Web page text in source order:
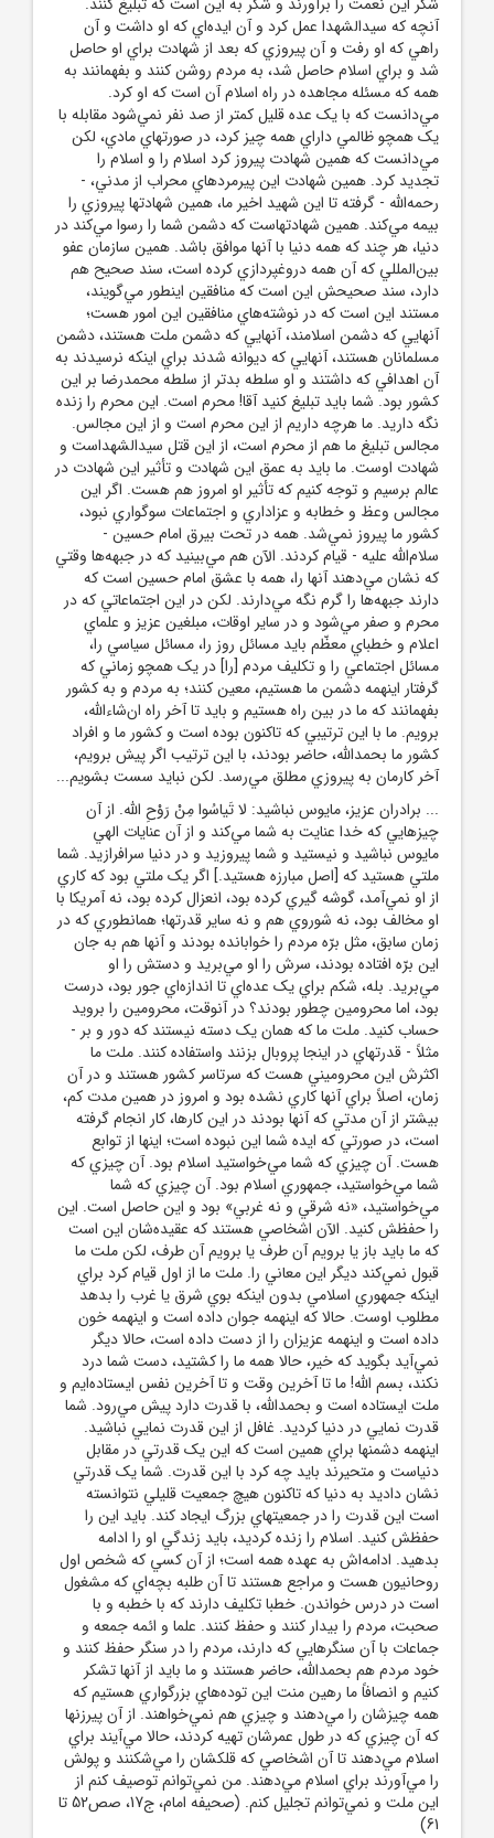
آنچه که سيدالشهدا عمل کرد و آن ايده‌اي که او داشت و آن
راهي که او رفت و آن پيروزي که بعد از شهادت براي او حاصل
شد و براي اسلام حاصل شد، به مردم روشن کنند و بفهمانند به
همه که مسئله مجاهده در راه اسلام آن است که او کرد.
مي‌دانست که با يک عده قليل کمتر از صد نفر نمي‌شود مقابله با
يک همچو ظالمي داراي همه چيز کرد، در صورتهاي مادي، لکن
مي‌دانست که همين شهادت پيروز کرد اسلام را و اسلام را
تجديد کرد. همين شهادت اين پيرمردهاي محراب از مدني، -
رحمه‌الله - گرفته تا اين شهيد اخير ما، همين شهادتها پيروزي را
بيمه مي‌کند. همين شهادتهاست که دشمن شما را رسوا مي‌کند در
دنيا، هر چند که همه دنيا با آنها موافق باشد. همين سازمان عفو
بين‌المللي که آن همه دروغپردازي کرده است، سند صحيح هم
دارد، سند صحيحش اين است که منافقين اينطور مي‌گويند،
مستند اين است که در نوشته‌هاي منافقين اين امور هست؛
آنهايي که دشمن اسلامند، آنهايي که دشمن ملت هستند، دشمن
مسلمانان هستند، آنهايي که ديوانه شدند براي اينکه نرسيدند به
آن اهدافي که داشتند و او سلطه بدتر از سلطه محمدرضا بر اين
کشور بود. شما بايد تبليغ کنيد آقا! محرم است. اين محرم را زنده
نگه داريد. ما هرچه داريم از اين محرم است و از اين مجالس.
مجالس تبليغ ما هم از محرم است، از اين قتل سيدالشهداست و
شهادت اوست. ما بايد به عمق اين شهادت و تأثير اين شهادت در
عالم برسيم و توجه کنيم که تأثير او امروز هم هست. اگر اين
مجالس وعظ و خطابه و عزاداري و اجتماعات سوگواري نبود،
کشور ما پيروز نمي‌شد. همه در تحت بيرق امام حسين -
سلام‌الله ‌عليه - قيام کردند. الآن هم مي‌بينيد که در جبهه‌ها وقتي
که نشان مي‌دهند آنها را، همه با عشق امام حسين است که
دارند جبهه‌ها را گرم نگه مي‌دارند. لکن در اين اجتماعاتي که در
محرم و صفر مي‌شود و در ساير اوقات، مبلغين عزيز و علماي
اعلام و خطباي معظّم بايد مسائل روز را، مسائل سياسي را،
مسائل اجتماعي را و تکليف مردم [را] در يک همچو زماني که
گرفتار اينهمه دشمن ما هستيم، معين کنند؛ به مردم و به کشور
بفهمانند که ما در بين راه هستيم و بايد تا آخر راه ان‌شاء‌الله،
برويم. ما با اين ترتيبي که تاکنون بوده است و کشور ما و افراد
کشور ما بحمدالله، حاضر بودند، با اين ترتيب اگر پيش برويم،
آخر کارمان به پيروزي مطلق مي‌رسد. لکن نبايد سست بشويم...
... برادران عزيز، مايوس نباشيد: لا تَياسُوا مِنْ رَوْحِ الله. از آن
چيزهايي که خدا عنايت به شما مي‌کند و از آن عنايات الهي
مايوس نباشيد و نيستيد و شما پيروزيد و در دنيا سرافرازيد. شما
ملتي هستيد که [اصل مبارزه هستيد.] اگر يک ملتي بود که کاري
از او نمي‌آمد، گوشه گيري کرده بود، انعزال کرده بود، نه آمريکا با
او مخالف بود، نه شوروي هم و نه ساير قدرتها؛ همانطوري که در
زمان سابق، مثل برّه مردم را خوابانده بودند و آنها هم به جان
اين برّه افتاده بودند، سرش را او مي‌بريد و دستش را او
مي‌بريد. بله، شکم براي يک عده‌اي تا اندازه‌اي جور بود، درست
بود، اما محرومين چطور بودند؟ در آنوقت، محرومين را برويد
حساب کنيد. ملت ما که همان يک دسته نيستند که دور و بر -
مثلاً - قدرتهاي در اينجا پروبال بزنند واستفاده کنند. ملت ما
اکثرش اين محروميني هست که سرتاسر کشور هستند و در آن
زمان، اصلاً براي آنها کاري نشده بود و امروز در همين مدت کم،
بيشتر از آن مدتي که آنها بودند در اين کارها، کار انجام گرفته
است، در صورتي که ايده شما اين نبوده است؛ اينها از توابع
هست. آن چيزي که شما مي‌خواستيد اسلام بود. آن چيزي که
شما مي‌خواستيد، جمهوري اسلام بود. آن چيزي که شما
مي‌خواستيد، «نه شرقي و نه غربي» بود و اين حاصل است. اين
را حفظش کنيد. الآن‌ اشخاصي هستند که عقيده‌شان اين است
که ما بايد باز يا برويم آن طرف يا برويم آن طرف، لکن ملت ما
قبول نمي‌کند ديگر اين معاني را. ملت ما از اول قيام کرد براي
اينکه جمهوري اسلامي بدون اينکه بوي شرق يا غرب را بدهد
مطلوب اوست. حالا که اينهمه جوان داده است و اينهمه خون
داده است و اينهمه عزيزان را از دست داده است، حالا ديگر
نمي‌آيد بگويد که خير، حالا همه ما را کشتيد، دست شما درد
نکند، بسم الله! ما تا آخرين وقت و تا آخرين نفس ايستاده‌ايم و
ملت ايستاده است و بحمدالله، با قدرت دارد پيش مي‌رود. شما
قدرت نمايي در دنيا کرديد. غافل از اين قدرت نمايي نباشيد.
اينهمه دشمنها براي همين است که اين يک قدرتي در مقابل
دنياست و متحيرند بايد چه کرد با اين قدرت. شما يک قدرتي
نشان داديد به دنيا که تاکنون هيچ جمعيت قليلي نتوانسته
است اين قدرت را در جمعيتهاي بزرگ ايجاد کند. بايد اين را
حفظش کنيد. اسلام را زنده کرديد، بايد زندگي او را ادامه
بدهيد. ادامه‌اش به عهده همه است؛ از آن کسي که شخص اول
روحانيون هست و مراجع هستند تا آن طلبه بچه‌اي که مشغول
است در درس خواندن. خطبا تکليف دارند که با خطبه و با
صحبت، مردم را بيدار کنند و حفظ کنند. علما و ائمه جمعه و
جماعات با آن سنگرهايي که دارند، مردم را در سنگر حفظ کنند و
خود مردم هم بحمدالله، حاضر هستند و ما بايد از آنها تشکر
کنيم و انصافاً ما رهين منت اين توده‌هاي بزرگواري هستيم که
همه چيزشان را مي‌دهند و چيزي هم نمي‌خواهند. از آن پيرزنها
که آن چيزي که در طول عمرشان تهيه کردند، حالا مي‌آيند براي
اسلام مي‌دهند تا آن اشخاصي که قلکشان را مي‌شکنند و پولش
را مي‌آورند براي اسلام مي‌دهند. من نمي‌توانم توصيف کنم از
اين ملت و نمي‌توانم تجليل کنم. (صحيفه امام، ج17، صص52 تا
61)